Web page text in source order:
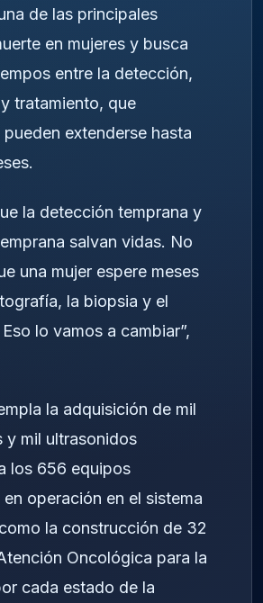
de las principales
en mujeres y busca
entre la detección,
tratamiento, que
extenderse hasta
la detección temprana y
salvan vidas. No
una mujer espere meses
la biopsia y el
lo vamos a cambiar”,
la adquisición de mil
y mil ultrasonidos
los 656 equipos
operación en el sistema
la construcción de 32
Oncológica para la
cada estado de la